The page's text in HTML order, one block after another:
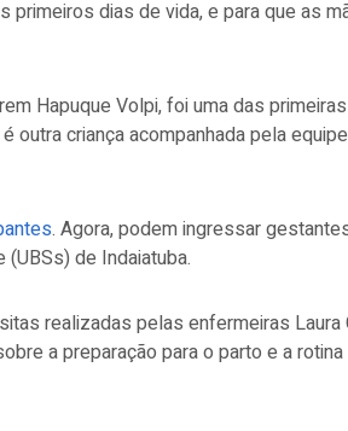
dias de vida, e para que as
Hapuque Volpi, foi uma das
criança acompanhada pela
. Agora, podem ingressar
de Indaiatuba.
realizadas pelas enfermeiras
a preparação para o parto e a